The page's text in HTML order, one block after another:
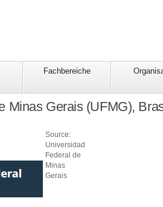
Fachbereiche
Minas Gerais (UFMG),
Source:
Universidad
Federal de
Minas
Gerais